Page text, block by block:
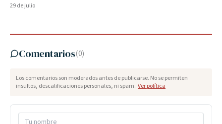
29 de julio
Comentarios(0)
Los comentarios son moderados antes de publicarse. No se permiten
insultos, descalificaciones personales, ni spam. Ver política